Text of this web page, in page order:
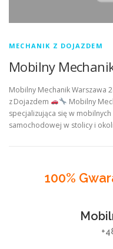
MECHANIK Z DOJAZDEM
Mobilny
Mobilny Mechanik Warszawa
z Dojazdem
Mobilny
specjalizująca się w
samochodowej w stolicy i
100%